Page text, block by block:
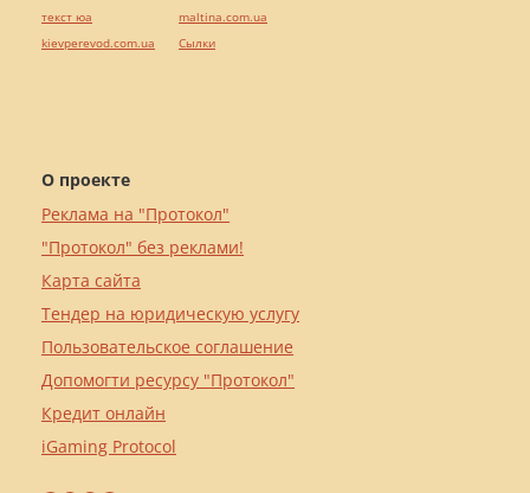
О проекте
Реклама на "Протокол"
"Протокол" без реклами!
Карта сайта
Тендер на юридическую услугу
Пользовательское соглашение
Допомогти ресурсу "Протокол"
Кредит онлайн
iGaming Protocol
текст юа
kievperevod.com.ua
maltina.com.ua
Cылки